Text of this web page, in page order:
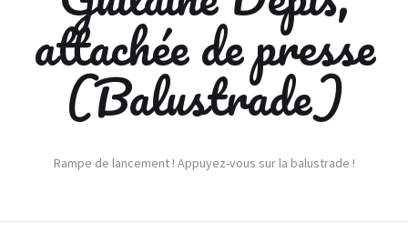
attachée de presse
(Balustrade)
Rampe de lancement ! Appuyez-vous sur la balustrade !